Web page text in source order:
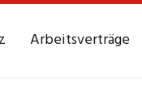
Arbeitsverträge